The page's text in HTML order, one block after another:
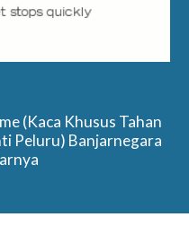
(Kaca Khusus Tahan
Peluru) Banjarnegara